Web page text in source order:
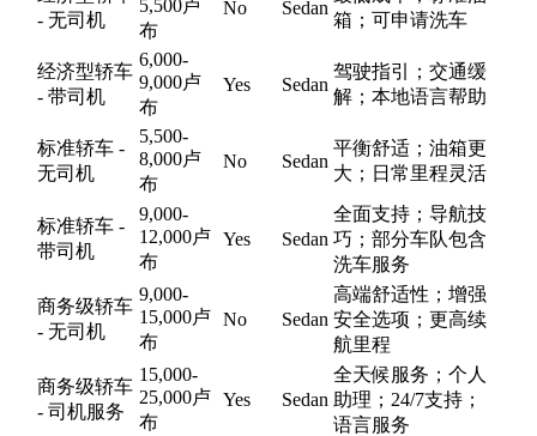
- 无司机
5,500卢
布
No Sedan
箱；可申请洗车
经济型轿车
- 带司机
6,000-
9,000卢
布
Yes Sedan
驾驶指引；交通缓
解；本地语言帮助
标准轿车 -
无司机
5,500-
8,000卢
布
No Sedan
平衡舒适；油箱更
大；日常里程灵活
标准轿车 -
带司机
9,000-
12,000卢
布
Yes Sedan
全面支持；导航技
巧；部分车队包含
洗车服务
商务级轿车
- 无司机
9,000-
15,000卢
布
No Sedan
高端舒适性；增强
安全选项；更高续
航里程
商务级轿车
- 司机服务
15,000-
25,000卢
布
Yes Sedan
全天候服务；个人
助理；24/7支持；
语言服务